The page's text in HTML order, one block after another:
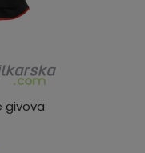
givova